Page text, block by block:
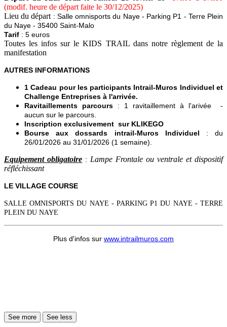
(modif. heure de départ faite le 30/12/2025)
Lieu du départ : Salle omnisports du Naye - Parking P1 - Terre Plein
du Naye - 35400 Saint-Malo
Tarif : 5 euros
Toutes les infos sur le KIDS TRAIL dans notre règlement de la
manifestation
AUTRES INFORMATIONS
1 Cadeau pour les participants Intrail-Muros Individuel et
Challenge Entreprises à l'arrivée.
Ravitaillements parcours : 1 ravitaillement à l'arivée -
aucun sur le parcours.
Inscription exclusivement sur KLIKEGO
Bourse aux dossards intrail-Muros Individuel : du
26/01/2026 au 31/01/2026 (1 semaine).
Equipement obligatoire : Lampe Frontale ou ventrale et dispositif
réfléchissant
LE VILLAGE COURSE
SALLE OMNISPORTS DU NAYE - PARKING P1 DU NAYE - TERRE
PLEIN DU NAYE
Plus d'infos sur www.intrailmuros.com
See more See less